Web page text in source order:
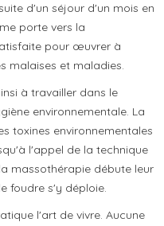
d'un séjour d'un mois en
porte vers la
pour œuvrer à
malaises et maladies.
à travailler dans le
environnementale. La
toxines environnementales
l'appel de la technique
massothérapie débute leur
foudre s'y déploie.
l'art de vivre. Aucune